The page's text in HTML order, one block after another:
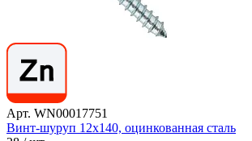
Арт. WN00017751
Винт-шуруп 12х140, оцинкованная сталь